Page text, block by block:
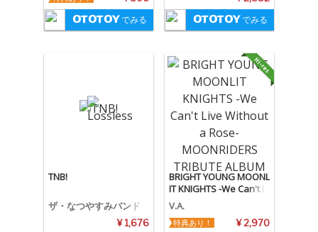
でみる でみる
TNB!
ザ・なつやすみバンド
¥ 1,676
BRIGHT YOUNG MOONL
IT KNIGHTS -We Can't Li
ve Without a Rose- MO
ONRIDERS TRIBUTE ALB
UM
V.A.
¥ 2,970
特典あり！